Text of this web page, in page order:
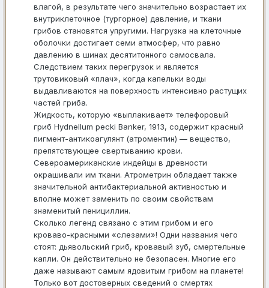
влагой, в результате чего значительно возрастает их
внутриклеточное (тургорное) давление, и ткани
грибов становятся упругими. Нагрузка на клеточные
оболочки достигает семи атмосфер, что равно
давлению в шинах десятитонного самосвала.
Следствием таких перегрузок и является
трутовиковый «плач», когда капельки воды
выдавливаются на поверхность интенсивно растущих
частей гриба.
Жидкость, которую «выплакивает» телефоровый
гриб Hydnellum pecki Banker, 1913, содержит красный
пигмент-антикоагулянт (атроментин) — вещество,
препятствующее свертыванию крови.
Североамериканские индейцы в древности
окрашивали им ткани. Атрометрин обладает также
значительной антибактериальной активностью и
вполне может заменить по своим свойствам
знаменитый пенициллин.
Сколько легенд связано с этим грибом и его
кроваво-красными «слезами»! Одни названия чего
стоят: дьявольский гриб, кровавый зуб, смертельные
капли. Он действительно не безопасен. Многие его
даже называют самым ядовитым грибом на планете!
Только вот достоверных сведений о смертях